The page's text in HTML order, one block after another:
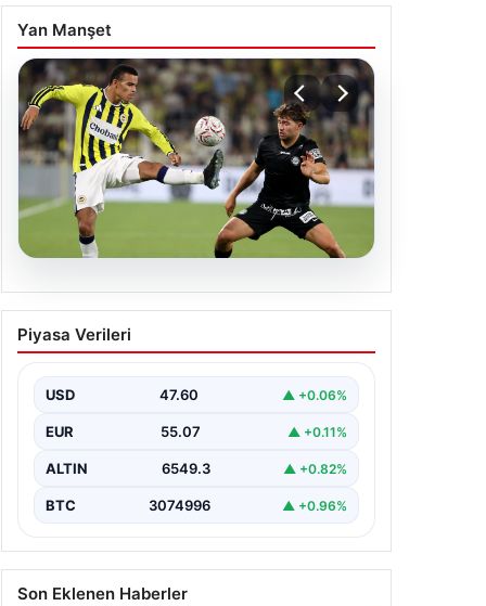
Yan Manşet
05.08.2026
Fenerbahçeli Mason
Greenwood’dan özeleştiri:
var’
Piyasa Verileri
USD 47.60 ▲ +0.06%
EUR 55.07 ▲ +0.11%
ALTIN 6549.3 ▲ +0.82%
BTC 3074996 ▲ +0.96%
Son Eklenen Haberler